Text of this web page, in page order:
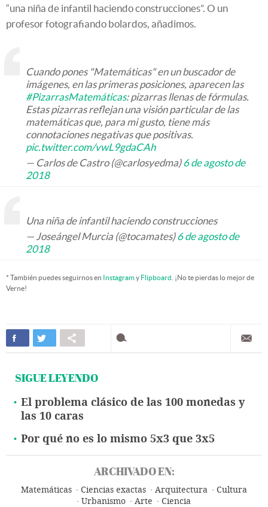
“una niña de infantil haciendo construcciones”. O un
profesor fotografiando bolardos, añadimos.
Cuando pones "Matemáticas" en un buscador de
imágenes, en las primeras posiciones, aparecen las
#PizarrasMatemáticas: pizarras llenas de fórmulas.
Estas pizarras reflejan una visión particular de las
matemáticas que, para mi gusto, tiene más
connotaciones negativas que positivas.
pic.twitter.com/vwL9gdaCAh
— Carlos de Castro (@carlosyedma)6 de agosto de
2018
Una niña de infantil haciendo construcciones
— Joseángel Murcia (@tocamates)6 de agosto de
2018
* También puedes seguirnos en Instagramy Flipboard . ¡No te pierdas lo mejor de
Verne!
SIGUE LEYENDO
El problema clásico de las 100 monedas y
las 10 caras
Por qué no es lo mismo 5x3 que 3x5
ARCHIVADO EN:
Matemáticas Ciencias exactas Arquitectura
Cultura
Urbanismo
Arte Ciencia